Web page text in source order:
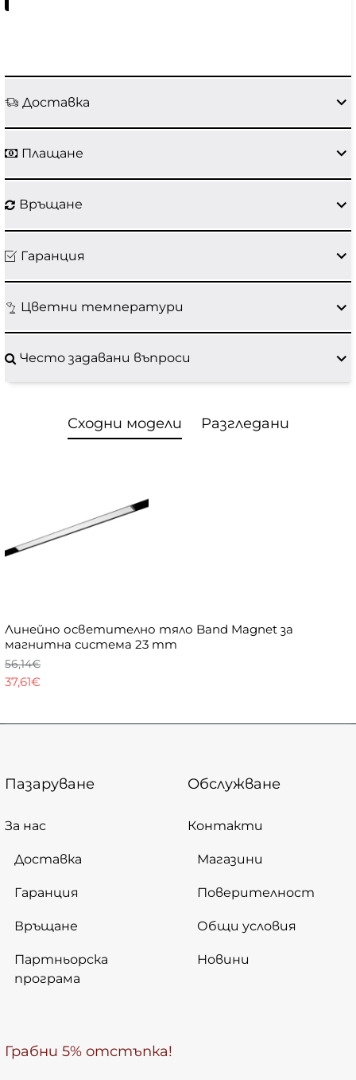
Доставка
Плащане
Връщане
Гаранция
Цветни температури
Често задавани въпроси
Сходни модели Разгледани
Линейно осветително тяло Band Magnet за
магнитна система 23 mm
37,61€
56,14€
Пазаруване
За нас
Доставка
Гаранция
Връщане
Партньорска
програма
Обслужване
Контакти
Магазини
Поверителност
Общи условия
Новини
Грабни 5% отстъпка!